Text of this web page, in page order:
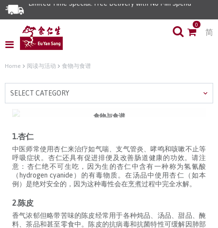
0
简
Home 阅读与活动 食物与食谱
SELECT CATEGORY
食物与食谱
对身体保健有益的六种中药材
1.杏仁
中医师常使用杏仁来治疗如气喘、支气管炎、哮鸣和咳嗽不止等
呼吸症状。杏仁还具有促进排便及改善肠道健康的功效。请注
意：杏仁绝不可生吃，因为生的杏仁中含有一种称为氢氰酸
（hydrogen cyanide）的有毒物质。在汤品中使用杏仁（如本
例）是绝对安全的，因为这种毒性会在烹煮过程中完全水解。
2.陈皮
香气浓郁但略带苦味的陈皮经常用于各种炖品、汤品、甜品、醃
料、茶品和甚至零食中。陈皮的抗病毒和抗菌特性可缓解因肺部